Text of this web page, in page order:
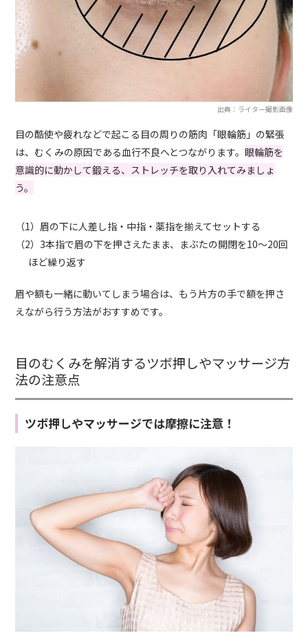
出典：ライター撮影画像
目の酷使や疲れなどで起こる目の周りの筋肉「眼輪筋」の緊張
は、むくみの原因である血行不良へとつながります。眼輪筋を
意識的に動かして鍛える、ストレッチを取り入れてみましょ
う。
（1）眉の下に人差し指・中指・薬指を揃えてセットする
（2）3本指で眉の下を押さえたまま、まぶたの開閉を10～20回
ほど繰り返す
眉や額も一緒に動いてしまう場合は、もう片方の手で額を押さ
えながら行う方法がおすすめです。
目のむくみを解消するツボ押しやマッサージ方
法の注意点
ツボ押しやマッサージでは摩擦に注意！